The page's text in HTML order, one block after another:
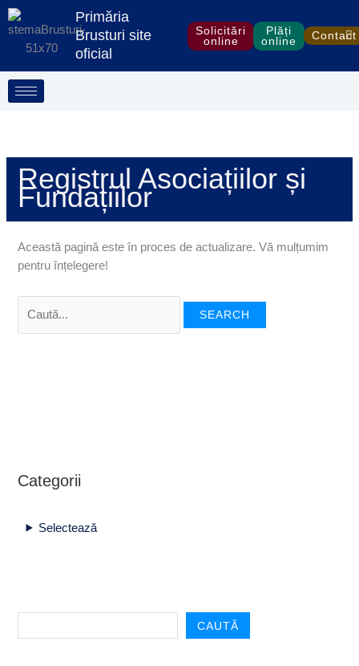
Treci
conținut
Primăria
Brusturi site
oficial
Solicitări
online
Plăți
online
Contact
Registrul Asociațiilor și
Fundațiilor
Această pagină este în proces de actualizare. Vă mulțumim
pentru înțelegere!
Search
for:
Categorii
Selectează
S
e
r
c
CAUTĂ